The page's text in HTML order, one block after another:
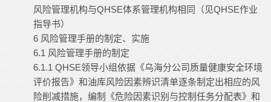
风险管理机构与QHSE体系管理机构相同（见QHSE作业
指导书）
6 风险管理手册的制定、实施
6.1 风险管理手册的制定
6.1.1 QHSE领导小组依据《乌海分公司质量健康安全环境
评价报告》和油库风险因素辨识清单逐条制定出相应的风
险削减措施，编制《危险因素识别与控制任务分配表》和